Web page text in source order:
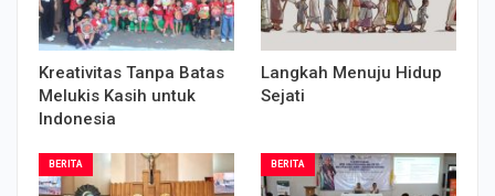
Kreativitas Tanpa Batas
Melukis Kasih untuk
Indonesia
Langkah Menuju Hidup
Sejati
BERITA BERITA